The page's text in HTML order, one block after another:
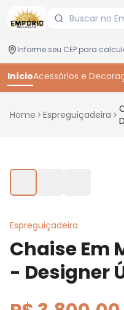
InícioAcessórios e
Home Espreguiçadeira
Espreguiçadeira
Chaise Em
- Designer